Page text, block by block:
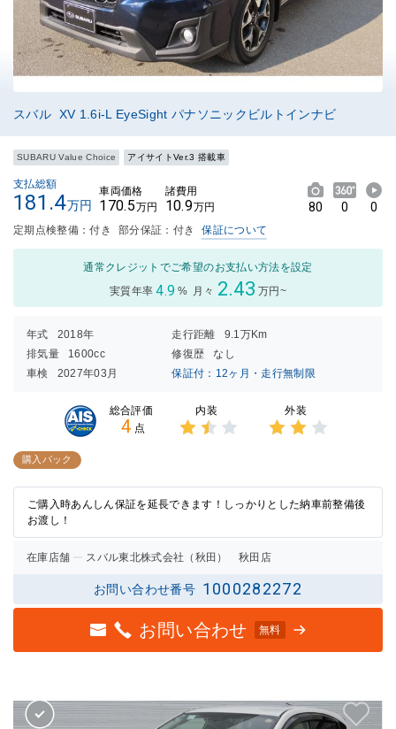
スバル XV 1.6i-L EyeSight パナソニックビルトインナビ
SUBARU Value Choice アイサイトVer.3 搭載車
支払総額
181.4万円
車両価格
170.5万円
諸費用
10.9万円 80 0 0
定期点検整備：付き 部分保証：付き 保証について
通常クレジットでご希望のお支払い方法を設定
実質年率 4.9 % 月々 2.43 万円~
年式 2018年 走行距離
9.1万Km
排気量
1600cc 修復歴
なし
車検
2027年03月 保証付：12ヶ月・走行無制限
総合評価
4 点
内装 外装
購入パック
ご購入時あんしん保証を延長できます！しっかりとした納車前整備後
お渡し！
在庫店舗 スバル東北株式会社（秋田） 秋田店
お問い合わせ番号 1000282272
お問い合わせ 無料